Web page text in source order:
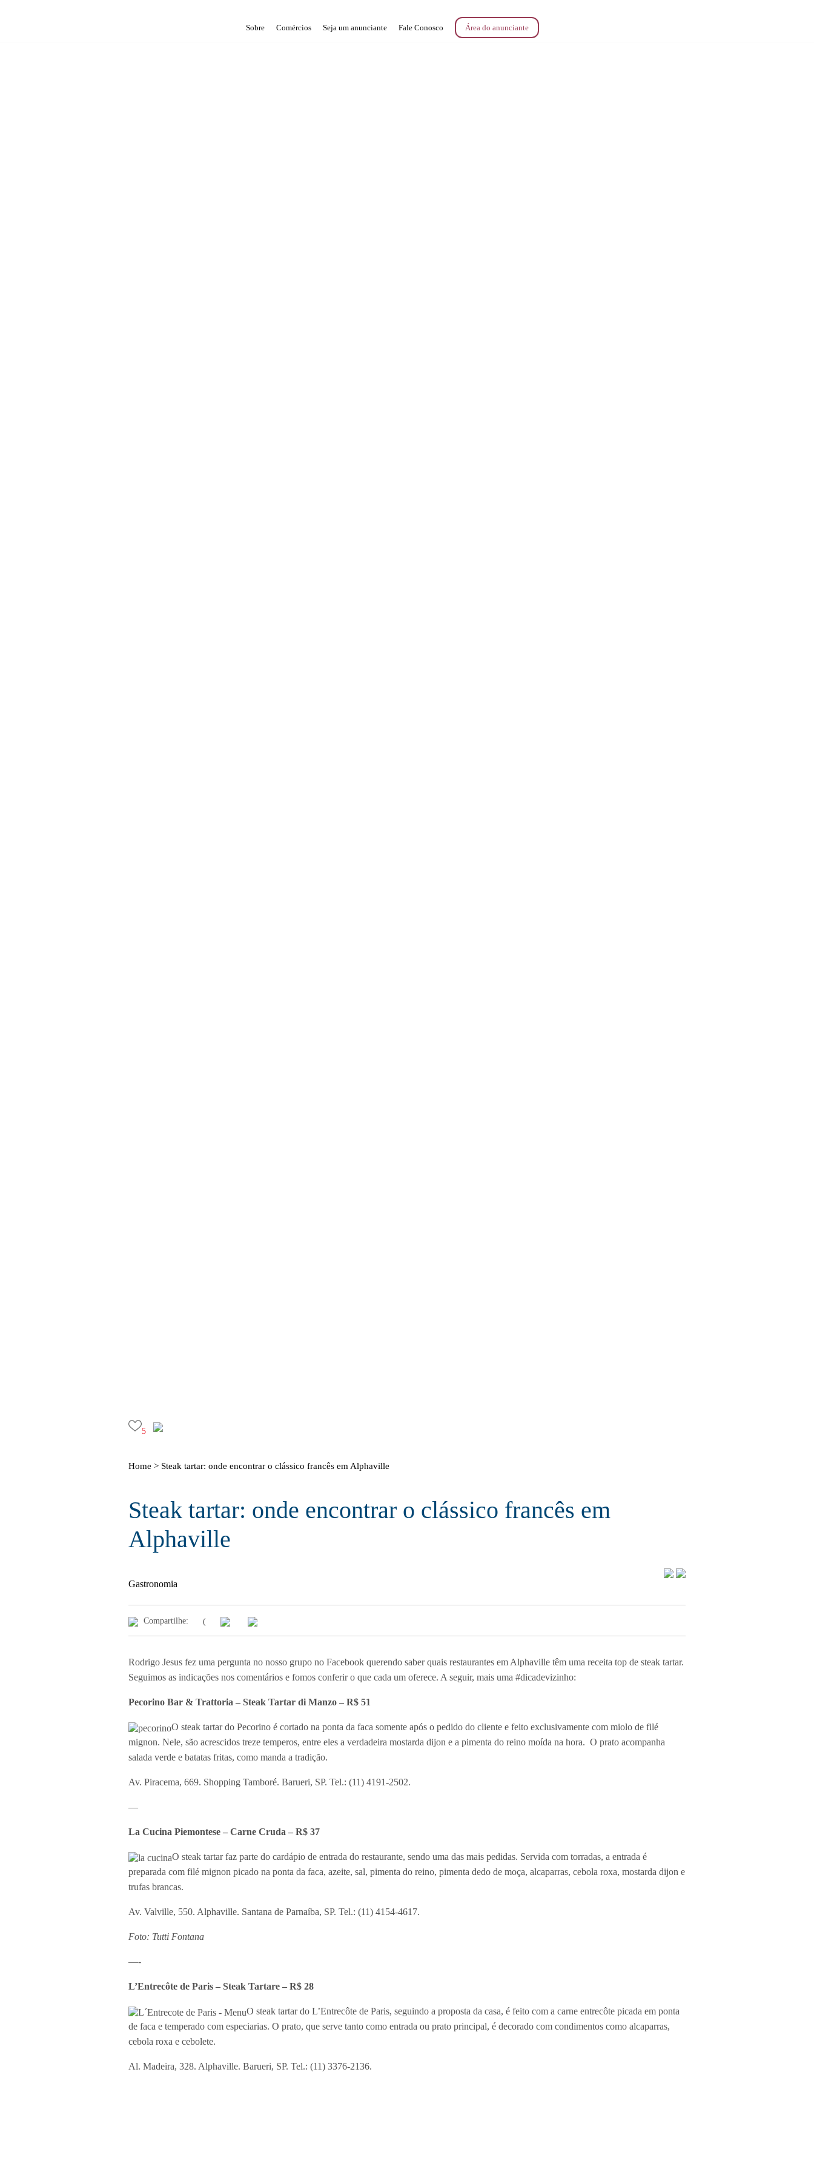
Sobre Comércios Seja um anunciante Fale Conosco Área do anunciante
5
Home > Steak tartar: onde encontrar o clássico francês em Alphaville
Steak tartar: onde encontrar o clássico francês em
Alphaville
Gastronomia
Compartilhe: (
Rodrigo Jesus fez uma pergunta no nosso grupo no Facebook querendo saber quais restaurantes em Alphaville têm uma receita top de steak tartar.
Seguimos as indicações nos comentários e fomos conferir o que cada um oferece. A seguir, mais uma #dicadevizinho:
Pecorino Bar & Trattoria – Steak Tartar di Manzo – R$ 51
O steak tartar do Pecorino é cortado na ponta da faca somente após o pedido do cliente e feito exclusivamente com miolo de filé
mignon. Nele, são acrescidos treze temperos, entre eles a verdadeira mostarda dijon e a pimenta do reino moída na hora. O prato acompanha
salada verde e batatas fritas, como manda a tradição.
Av. Piracema, 669. Shopping Tamboré. Barueri, SP. Tel.: (11) 4191-2502.
—
La Cucina Piemontese – Carne Cruda – R$ 37
O steak tartar faz parte do cardápio de entrada do restaurante, sendo uma das mais pedidas. Servida com torradas, a entrada é
preparada com filé mignon picado na ponta da faca, azeite, sal, pimenta do reino, pimenta dedo de moça, alcaparras, cebola roxa, mostarda dijon e
trufas brancas.
Av. Valville, 550. Alphaville. Santana de Parnaíba, SP. Tel.: (11) 4154-4617.
Foto: Tutti Fontana
—-
L’Entrecôte de Paris – Steak Tartare – R$ 28
O steak tartar do L’Entrecôte de Paris, seguindo a proposta da casa, é feito com a carne entrecôte picada em ponta
de faca e temperado com especiarias. O prato, que serve tanto como entrada ou prato principal, é decorado com condimentos como alcaparras,
cebola roxa e cebolete.
Al. Madeira, 328. Alphaville. Barueri, SP. Tel.: (11) 3376-2136.